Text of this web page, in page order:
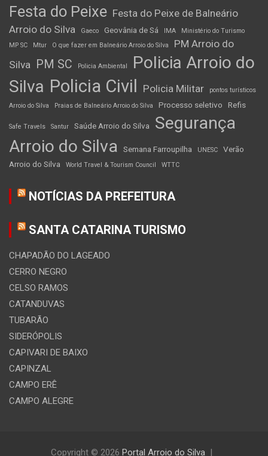
Festa do Peixe Festa do Peixe de Balneário
Arroio do Silva
Gaeco Geovânia de Sá IMA
Ministério do Turismo
MP SC
Mtur O que fazer em Balneário Arroio do Silva
PM Arroio do
Silva
PM SC Policia Ambiental
Policia Arroio do
Silva Policia Civil Policia Militar
pontos turísticos
Arroio do Silva
Praias de Balneário Arroio do Silva Processo seletivo Refis
Safe Travels Santur Saúde Arroio do Silva
Segurança
Arroio do Silva
Semana Farroupilha UNESC
Verão
Arroio do Silva
World Travel & Tourism Council WTTC
NOTÍCIAS DA PREFEITURA
SANTA CATARINA TURISMO
CHAPADÃO DO LAGEADO
CERRO NEGRO
CELSO RAMOS
CATANDUVAS
TUBARÃO
SIDERÓPOLIS
CAPIVARI DE BAIXO
CAPINZAL
CAMPO ERÊ
CAMPO ALEGRE
Copyright © 2026 Portal Arroio do Silva